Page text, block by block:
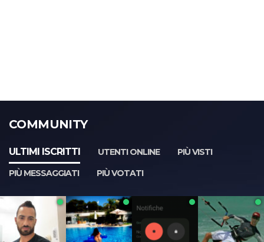
COMMUNITY
ULTIMI ISCRITTI UTENTI ONLINE
PIÙ VISTI
PIÙ MESSAGGIATI
PIÙ VOTATI